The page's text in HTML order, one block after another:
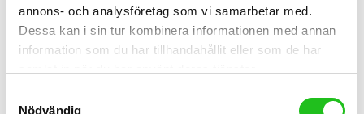
annons- och analysföretag som vi samarbetar med.
Dessa kan i sin tur kombinera informationen med annan
information som du har tillhandahållit eller som de har
Nödvändig